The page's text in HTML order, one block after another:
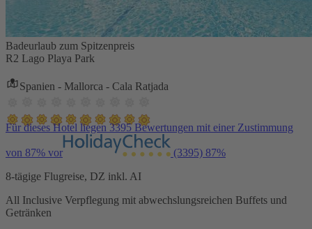
Badeurlaub zum Spitzenpreis
R2 Lago Playa Park
Spanien - Mallorca - Cala Ratjada
Für dieses Hotel liegen 3395 Bewertungen mit einer Zustimmung
von 87% vor (3395) 87%
8-tägige Flugreise, DZ inkl. AI
All Inclusive Verpflegung mit abwechslungsreichen Buffets und
Getränken